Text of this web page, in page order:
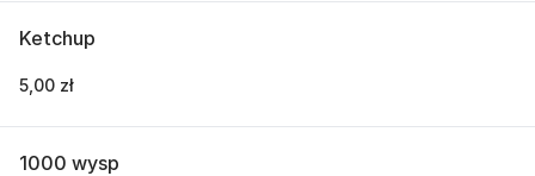
Ketchup
5,00 zł
1000 wysp